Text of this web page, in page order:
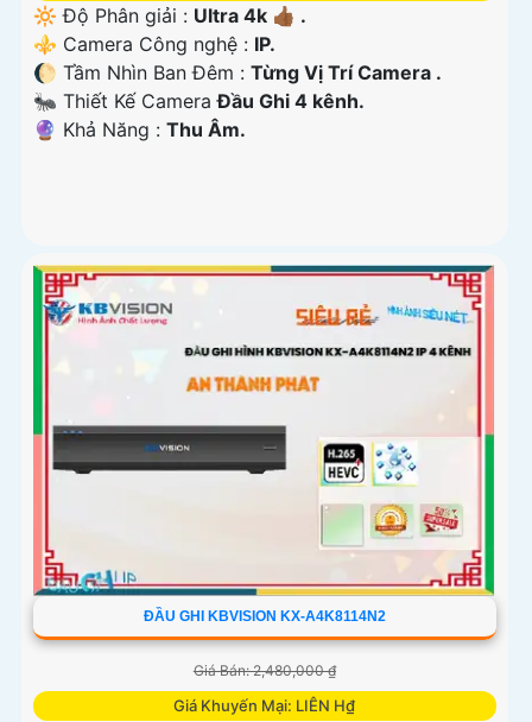
🔆 Độ Phân giải : Ultra 4k 👍🏾 .
⚜️ Camera Công nghệ : IP.
🌔 Tầm Nhìn Ban Đêm : Từng Vị Trí Camera .
🐜 Thiết Kế CameraĐầu Ghi 4 kênh.
️🔮 Khả Năng : Thu Âm.
ĐẦU GHI KBVISION KX-A4K8114N2
Giá Bán: 2,480,000 ₫
Giá Khuyến Mại: LIÊN H₫